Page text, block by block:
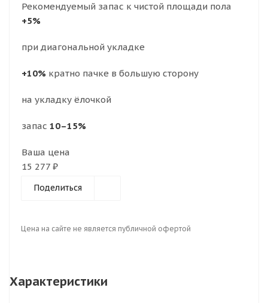
Рекомендуемый запас к чистой площади пола
+5%
при диагональной укладке
+10% кратно пачке в большую сторону
на укладку ёлочкой
запас 10–15%
Ваша цена
15 277 ₽
Поделиться
Цена на сайте не является публичной офертой
Характеристики